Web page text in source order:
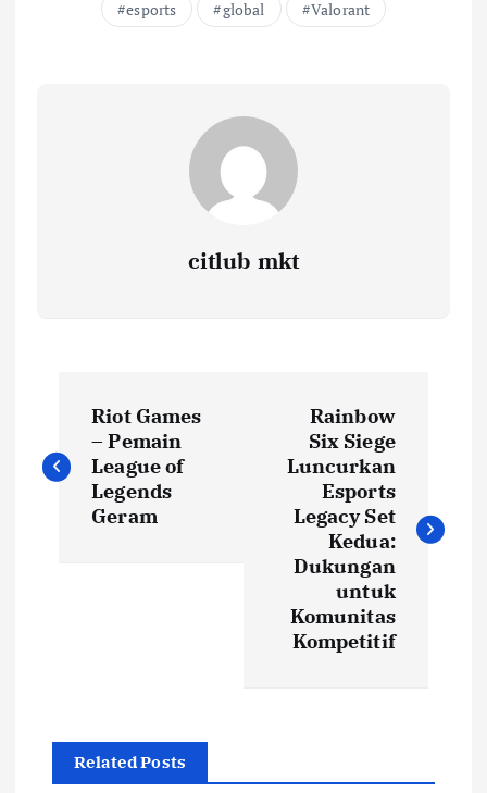
esports global Valorant
citlub mkt
o
Riot Games
– Pemain
League of
Legends
Geram
Rainbow
Six Siege
Luncurkan
Esports
Legacy Set
Kedua:
Dukungan
untuk
Komunitas
Kompetitif
Related Posts